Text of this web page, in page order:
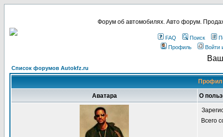
Форум об автомобилях. Авто форум.
FAQ Поиск
Профиль
Войти
Список форумов Autokfz.ru
Аватара О
Всего